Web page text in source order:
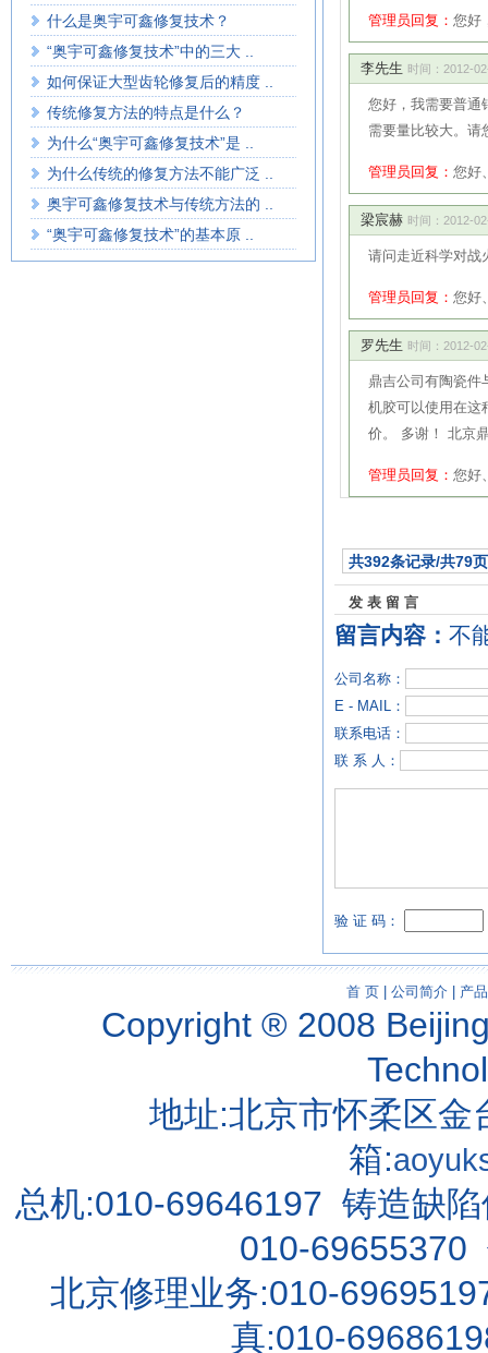
什么是奥宇可鑫修复技术？
“奥宇可鑫修复技术”中的三大 ..
如何保证大型齿轮修复后的精度 ..
传统修复方法的特点是什么？
为什么“奥宇可鑫修复技术”是 ..
为什么传统的修复方法不能广泛 ..
奥宇可鑫修复技术与传统方法的 ..
“奥宇可鑫修复技术”的基本原 ..
管理员回复： 您好
李先生 时间：2012-
您好，我需要普通
需要量比较大。请
管理员回复： 您好
梁宸赫 时间：2012-
请问走近科学对战
管理员回复： 您好
罗先生 时间：2012-
鼎吉公司有陶瓷件
机胶可以使用在这
价。 多谢！ 北京
管理员回复： 您好
共392条记录/共79页
发表留言
留言内容： 不
公司名称：
E - MAIL：
联系电话：
联 系 人：
验 证 码：
首 页| 公司简介| 产
Copyright ® 2008
地址:北京市怀柔区
箱:
总机:010-69646197 铸造缺
010-69655370
北京修理业务:010-
真:010-